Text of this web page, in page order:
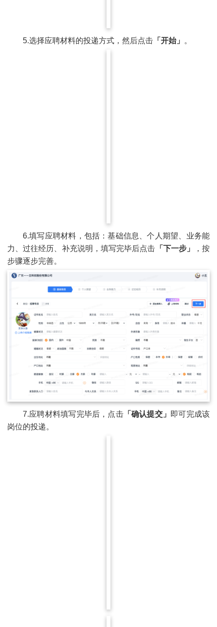
5.选择应聘材料的投递方式，然后点击 「开始」 。
6.填写应聘材料，包括：基础信息、个人期望、业务能
力、过往经历、补充说明，填写完毕后点击 「下一步」
，按
步骤逐步完善。
7.应聘材料填写完毕后，点击「确认提交」
即可完成该
岗位的投递。